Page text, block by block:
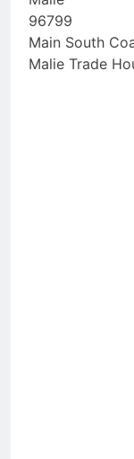
96799
Main South
Malie Trade